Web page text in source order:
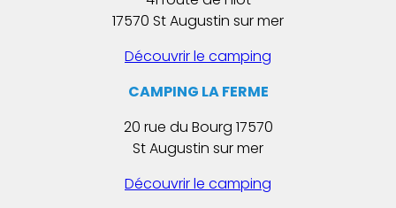
17570 St Augustin sur mer
Découvrir le camping
CAMPING LA FERME
20 rue du Bourg 17570
St Augustin sur mer
Découvrir le camping